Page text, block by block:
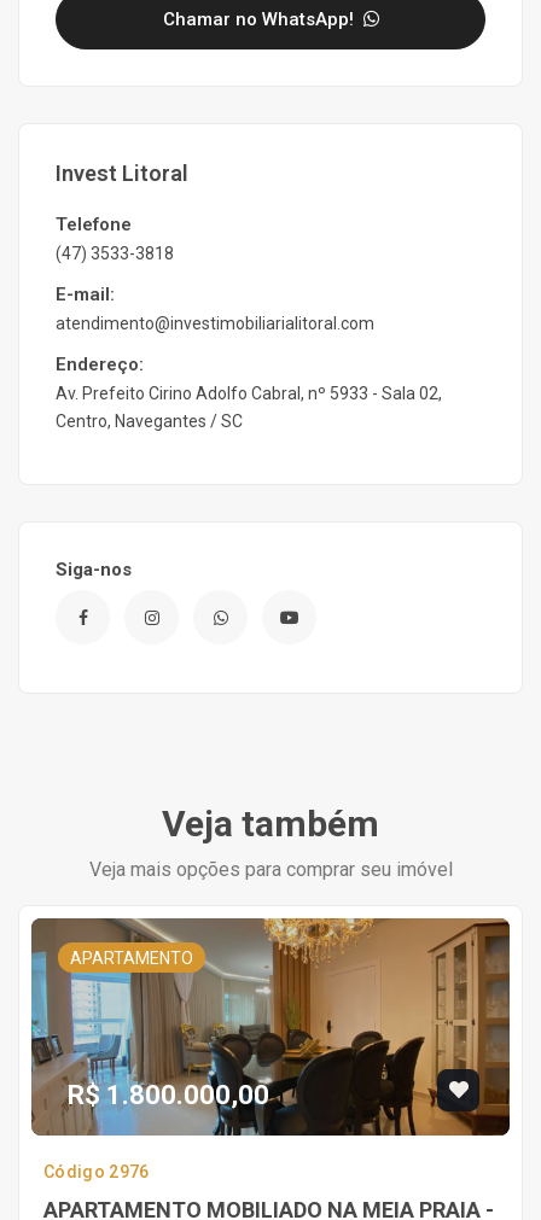
Chamar no WhatsApp!
Invest Litoral
Telefone
(47) 3533-3818
E-mail:
atendimento@investimobiliarialitoral.com
Endereço:
Av. Prefeito Cirino Adolfo Cabral, nº 5933 - Sala 02,
Centro, Navegantes / SC
Siga-nos
Veja também
Veja mais opções para comprar seu imóvel
APARTAMENTO
R$ 1.800.000,00
Código 2976
APARTAMENTO MOBILIADO NA MEIA PRAIA -